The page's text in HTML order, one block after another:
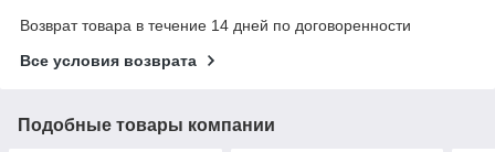
Возврат товара в течение 14 дней по договоренности
Все условия возврата
Подобные товары компании